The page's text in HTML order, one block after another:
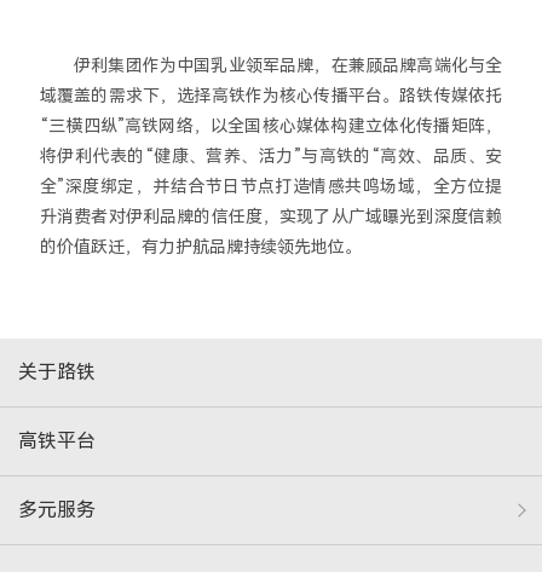
伊利集团作为中国乳业领军品牌，在兼顾品牌高端化与全
域覆盖的需求下，选择高铁作为核心传播平台。路铁传媒依托
“三横四纵”高铁网络，以全国核心媒体构建立体化传播矩阵，
将伊利代表的“健康、营养、活力”与高铁的“高效、品质、安
全”深度绑定，并结合节日节点打造情感共鸣场域，全方位提
升消费者对伊利品牌的信任度，实现了从广域曝光到深度信赖
的价值跃迁，有力护航品牌持续领先地位。
关于路铁
高铁平台
多元服务